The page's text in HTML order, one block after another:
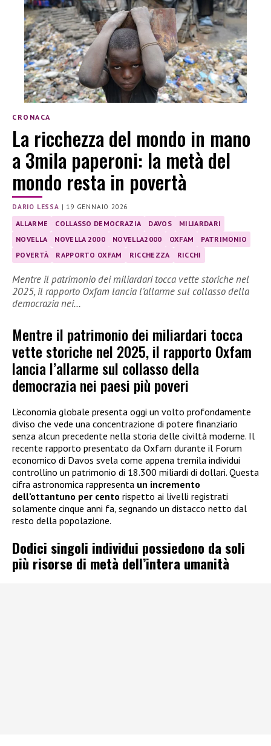
CRONACA
La ricchezza del mondo in mano
a 3mila paperoni: la metà del
mondo resta in povertà
DARIO LESSA | 19 GENNAIO 2026
ALLARME COLLASSO DEMOCRAZIA DAVOS
MILIARDARI
NOVELLA
NOVELLA 2000 NOVELLA2000 OXFAM
PATRIMONIO
POVERTÀ
RAPPORTO OXFAM RICCHEZZA RICCHI
Mentre il patrimonio dei miliardari tocca vette storiche nel
2025, il rapporto Oxfam lancia l’allarme sul collasso della
democrazia nei…
Mentre il patrimonio dei miliardari tocca
vette storiche nel 2025, il rapporto Oxfam
lancia l’allarme sul collasso della
democrazia nei paesi più poveri
L’economia globale presenta oggi un volto profondamente
diviso che vede una concentrazione di potere finanziario
senza alcun precedente nella storia delle civiltà moderne. Il
recente rapporto presentato da Oxfam durante il Forum
economico di Davos svela come appena tremila individui
controllino un patrimonio di 18.300 miliardi di dollari. Questa
cifra astronomica rappresenta un incremento
dell’ottantuno per cento rispetto ai livelli registrati
solamente cinque anni fa, segnando un distacco netto dal
resto della popolazione.
Dodici singoli individui possiedono da soli
più risorse di metà dell’intera umanità